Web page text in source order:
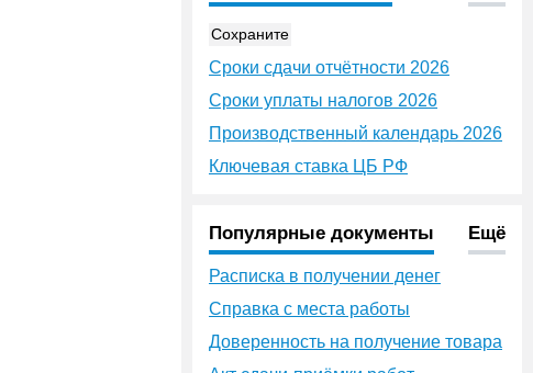
Сохраните
Сроки сдачи отчётности 2026
Сроки уплаты налогов 2026
Производственный календарь 2026
Ключевая ставка ЦБ РФ
Популярные документы Ещё
Расписка в получении денег
Справка с места работы
Доверенность на получение товара